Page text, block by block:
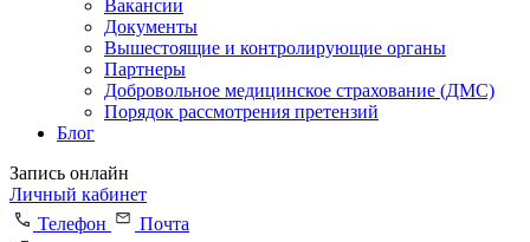
Вакансии
Документы
Вышестоящие и контролирующие органы
Партнеры
Добровольное медицинское страхование (ДМС)
Порядок рассмотрения претензий
Блог
Запись онлайн
Личный кабинет
Телефон
Почта